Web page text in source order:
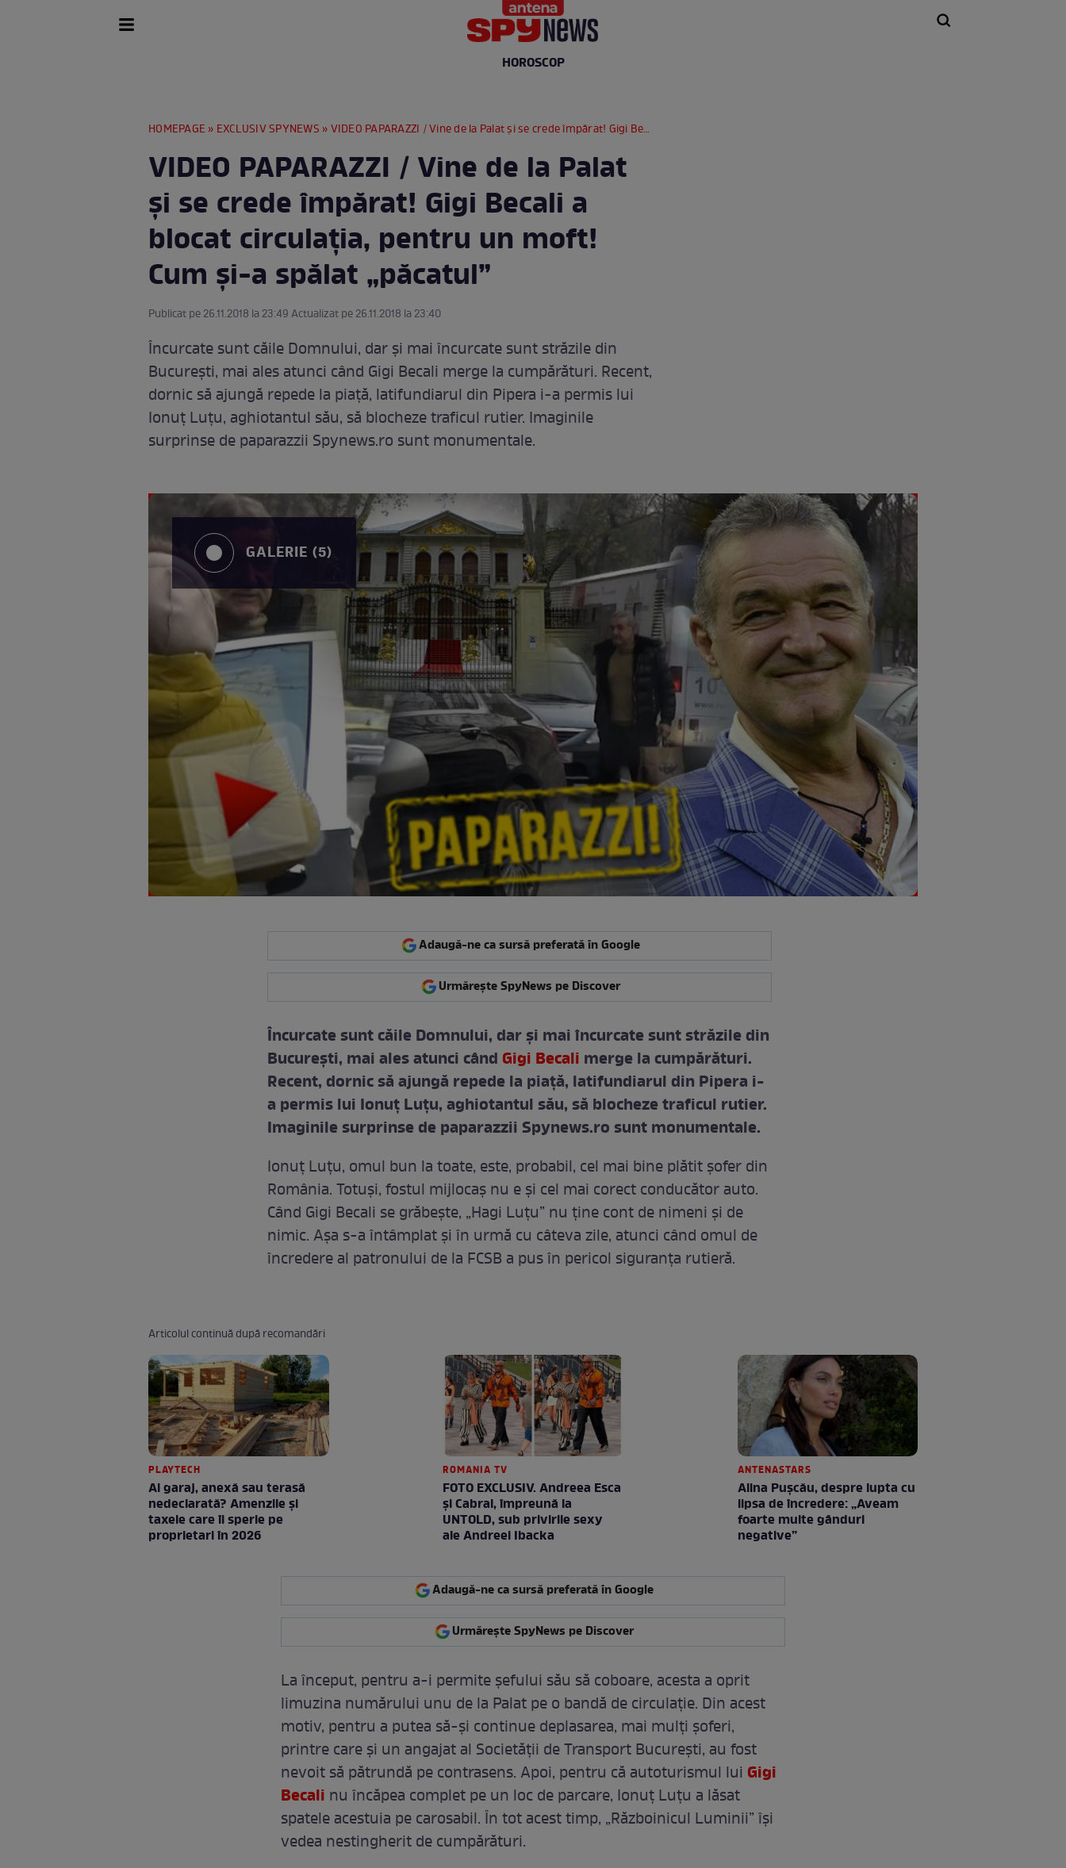
HOROSCOP
HOMEPAGE » EXCLUSIV SPYNEWS » VIDEO PAPARAZZI / Vine de la Palat şi se crede împărat! Gigi Becali a blocat circulaţia, pentru un moft! Cum şi-a spălat „păcatul”
VIDEO PAPARAZZI / Vine de la Palat
şi se crede împărat! Gigi Becali a
blocat circulaţia, pentru un moft!
Cum şi-a spălat „păcatul”
Publicat pe 26.11.2018 la 23:49 Actualizat pe 26.11.2018 la 23:40
Încurcate sunt căile Domnului, dar şi mai încurcate sunt străzile din
Bucureşti, mai ales atunci când Gigi Becali merge la cumpărături. Recent,
dornic să ajungă repede la piaţă, latifundiarul din Pipera i-a permis lui
Ionuţ Luţu, aghiotantul său, să blocheze traficul rutier. Imaginile
surprinse de paparazzii Spynews.ro sunt monumentale.
GALERIE (5)
Adaugă-ne ca sursă preferată în Google
Urmărește SpyNews pe Discover
Încurcate sunt căile Domnului, dar şi mai încurcate sunt străzile din
Bucureşti, mai ales atunci când Gigi Becali merge la cumpărături.
Recent, dornic să ajungă repede la piaţă, latifundiarul din Pipera i-
a permis lui Ionuţ Luţu, aghiotantul său, să blocheze traficul rutier.
Imaginile surprinse de paparazzii Spynews.ro sunt monumentale.
Ionuţ Luţu, omul bun la toate, este, probabil, cel mai bine plătit şofer din
România. Totuşi, fostul mijlocaş nu e şi cel mai corect conducător auto.
Când Gigi Becali se grăbeşte, „Hagi Luţu” nu ţine cont de nimeni şi de
nimic. Aşa s-a întâmplat şi în urmă cu câteva zile, atunci când omul de
încredere al patronului de la FCSB a pus în pericol siguranţa rutieră.
Articolul continuă după recomandări
PLAYTECH
Ai garaj, anexă sau terasă
nedeclarată? Amenzile și
taxele care îi sperie pe
proprietari în 2026
ROMANIA TV
FOTO EXCLUSIV. Andreea Esca
şi Cabral, împreună la
UNTOLD, sub privirile sexy
ale Andreei Ibacka
ANTENASTARS
Alina Pușcău, despre lupta cu
lipsa de încredere: „Aveam
foarte multe gânduri
negative”
Adaugă-ne ca sursă preferată în Google
Urmărește SpyNews pe Discover
La început, pentru a-i permite şefului său să coboare, acesta a oprit
limuzina numărului unu de la Palat pe o bandă de circulaţie. Din acest
motiv, pentru a putea să-şi continue deplasarea, mai mulţi şoferi,
printre care şi un angajat al Societăţii de Transport Bucureşti, au fost
nevoit să pătrundă pe contrasens. Apoi, pentru că autoturismul lui Gigi
Becali nu încăpea complet pe un loc de parcare, Ionuţ Luţu a lăsat
spatele acestuia pe carosabil. În tot acest timp, „Războinicul Luminii” îşi
vedea nestingherit de cumpărături.